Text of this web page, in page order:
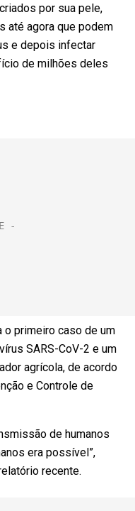
por sua pele,
até agora que podem
e depois infectar
de milhões deles
o primeiro caso de um
SARS-CoV-2 e um
agrícola, de acordo
e Controle de
de humanos
era possível”,
recente.